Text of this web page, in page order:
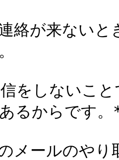
絡が来ない
をしないこ
るからです
メールのや